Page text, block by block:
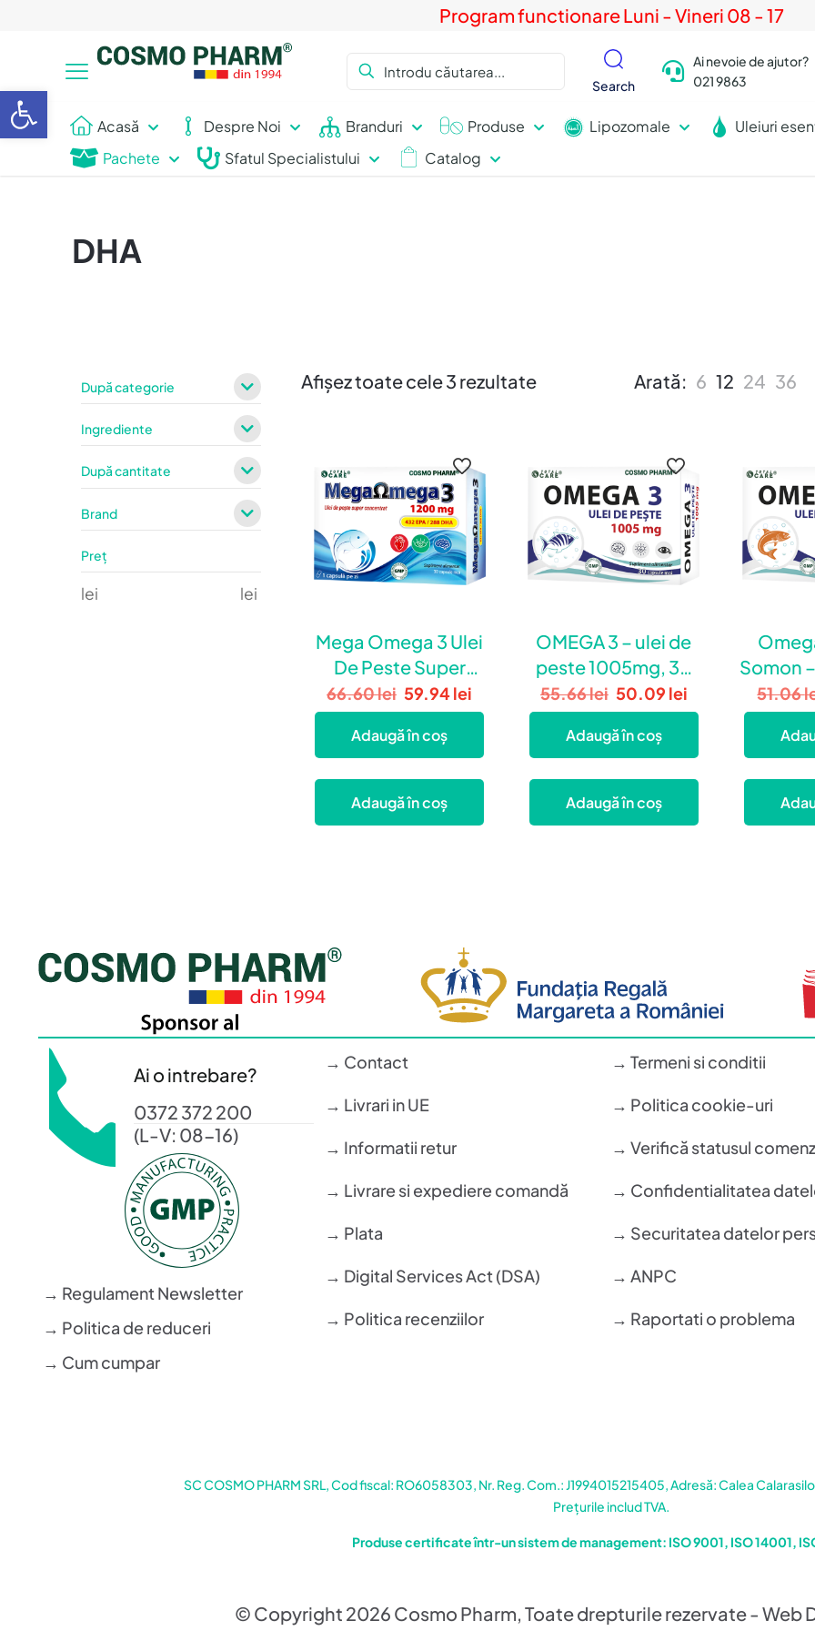
Program functionare Luni - Vineri 08 - 17
Search
Ai nevoie de ajutor?
021 9863
Acasă Despre Noi Branduri Produse Lipozomale Uleiuri
Pachete
Sfatul Specialistului Catalog
DHA
După categorie
Ingrediente
După cantitate
Brand
Preț
lei lei
Afișez toate cele 3 rezultate Arată: 6 12 24 36
Mega Omega 3 Ulei
De Peste Super
Concentrat, Inima si
Creier Sanatos
66.60lei 59.94lei
Adaugă în coș
Adaugă în coș
OMEGA 3 – ulei de
peste 1005mg, 30
capsule
55.66lei 50.09 lei
Adaugă în coș
Adaugă în coș
Somon
51.06
Ai o intrebare?
0372 372 200
(L-V: 08-16)
→ Regulament Newsletter
→ Politica de reduceri
→ Cum cumpar
→ Contact
→ Livrari in UE
→ Informatii retur
→ Livrare si expediere comandă
→ Plata
→ Digital Services Act (DSA)
→ Politica recenziilor
→ Termeni si conditii
→ Politica cookie-uri
→ Verifică statusul
→ Confidentialitatea
→ Securitatea datelor
→ ANPC
→ Raportati o problema
SC COSMO PHARM SRL, Cod fiscal: RO6058303, Nr. Reg. Com.: J1994015215405, Adresă: Calea
Prețurile includ TVA.
Produse certificate într-un sistem de management: ISO 9001, ISO 14001,
© Copyright 2026 Cosmo Pharm, Toate drepturile rezervate - Web
Deschide bara de unelte